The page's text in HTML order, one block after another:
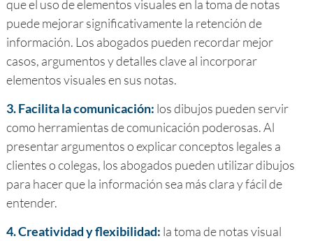
que el uso de elementos visuales en la toma de notas
puede mejorar significativamente la retención de
información. Los abogados pueden recordar mejor
casos, argumentos y detalles clave al incorporar
elementos visuales en sus notas.
3. Facilita la comunicación: los dibujos pueden servir
como herramientas de comunicación poderosas. Al
presentar argumentos o explicar conceptos legales a
clientes o colegas, los abogados pueden utilizar dibujos
para hacer que la información sea más clara y fácil de
entender.
4. Creatividad y flexibilidad: la toma de notas visual